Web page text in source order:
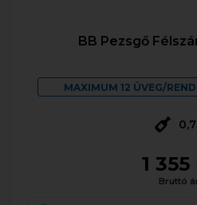
BB Pezsgő
MAXIMUM 12 ÜVEG/
1 355
Bruttó